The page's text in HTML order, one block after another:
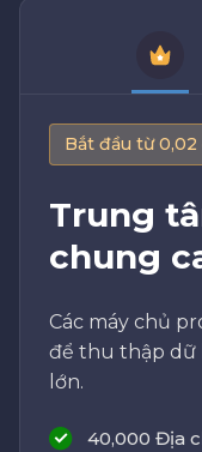
Bắt đầu từ
Trung
chung
Các máy chủ
để thu thập dữ
lớn.
40,000 Địa